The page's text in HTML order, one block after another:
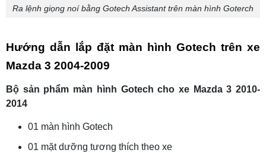
Ra lệnh giọng noí bằng Gotech Assistant trên màn hình Goterch
Hướng dẫn lắp đặt màn hình Gotech trên xe
Mazda 3 2004-2009
Bộ sản phẩm màn hình Gotech cho xe Mazda 3 2010-
2014
01 màn hình Gotech
01 mặt dưỡng tương thích theo xe